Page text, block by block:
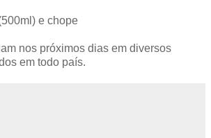
e chope
nos próximos dias em diversos
em todo país.